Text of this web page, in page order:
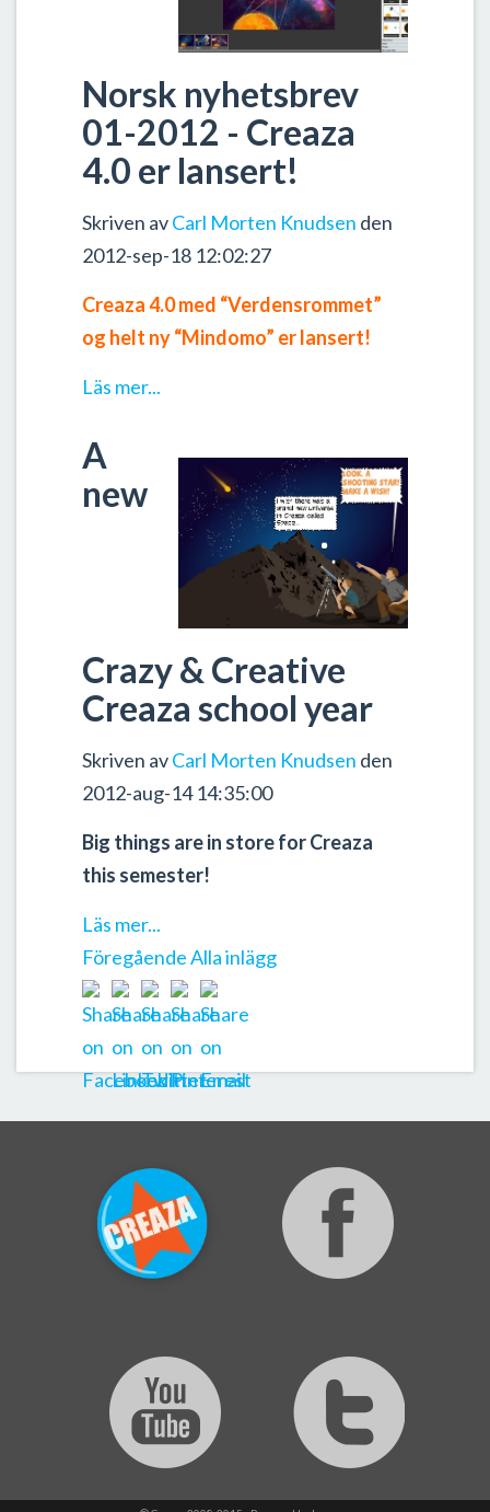
Norsk nyhetsbrev
01-2012 - Creaza
4.0 er lansert!
Skriven avCarl Morten Knudsen den
2012-sep-18 12:02:27
Creaza 4.0 med “Verdensrommet”
og helt ny “Mindomo” er lansert!
Läs mer...
A
new
Crazy & Creative
Creaza school year
Skriven avCarl Morten Knudsen den
2012-aug-14 14:35:00
Big things are in store for Creaza
this semester!
Läs mer...
FöregåendeAlla inlägg